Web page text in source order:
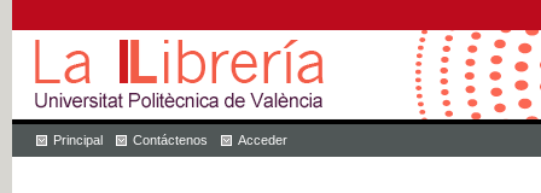
Principal Contáctenos Acceder